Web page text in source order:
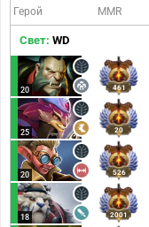
Герой MMR
Свет: WD
20 461
25 20
20 526
18 2001